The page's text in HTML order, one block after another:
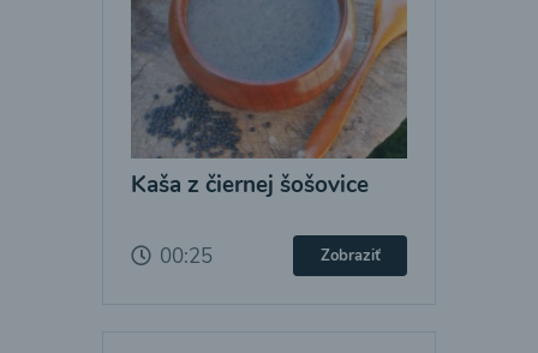
Kaša z čiernej šošovice
00:25 Zobraziť